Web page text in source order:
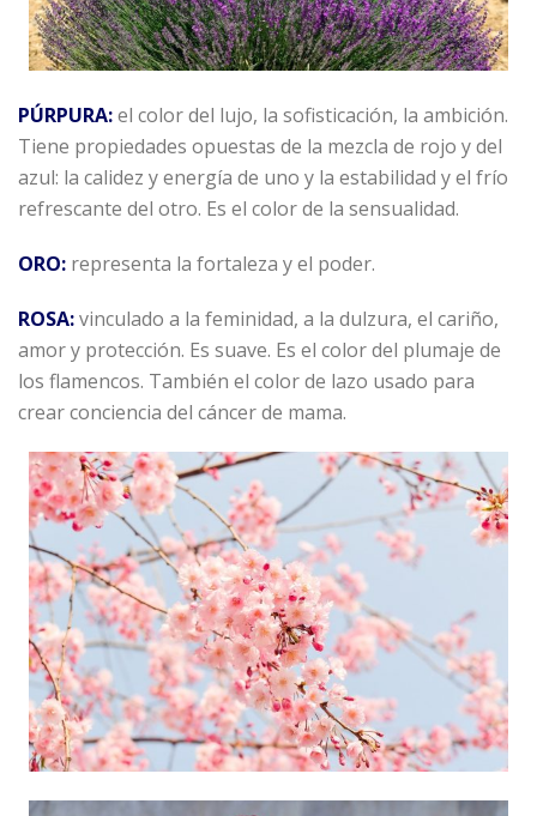
PÚRPURA:el color del lujo, la sofisticación, la ambición.
Tiene propiedades opuestas de la mezcla de rojo y del
azul: la calidez y energía de uno y la estabilidad y el frío
refrescante del otro. Es el color de la sensualidad.
ORO: representa la fortaleza y el poder.
ROSA:vinculado a la feminidad, a la dulzura, el cariño,
amor y protección. Es suave. Es el color del plumaje de
los flamencos. También el color de lazo usado para
crear conciencia del cáncer de mama.